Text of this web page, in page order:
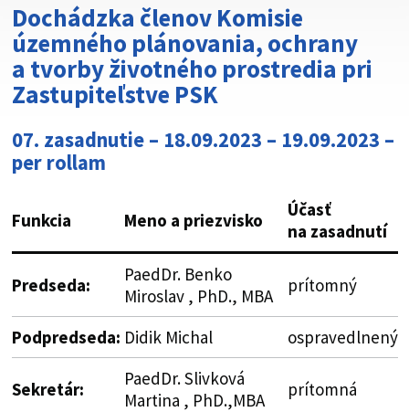
Dochádzka členov Komisie
územného plánovania, ochrany
a tvorby životného prostredia pri
Zastupiteľstve PSK
07. zasadnutie – 18.09.2023 – 19.09.2023 –
per rollam
Funkcia Meno a priezvisko
Účasť
na zasadnutí
Predseda:
PaedDr. Benko
Miroslav , PhD., MBA
prítomný
Podpredseda: Didik Michal ospravedlnený
Sekretár:
PaedDr. Slivková
Martina , PhD.,MBA
prítomná